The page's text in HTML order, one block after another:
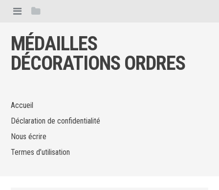
MÉDAILLES
DÉCORATIONS ORDRES
Accueil
Déclaration de confidentialité
Nous écrire
Termes d’utilisation